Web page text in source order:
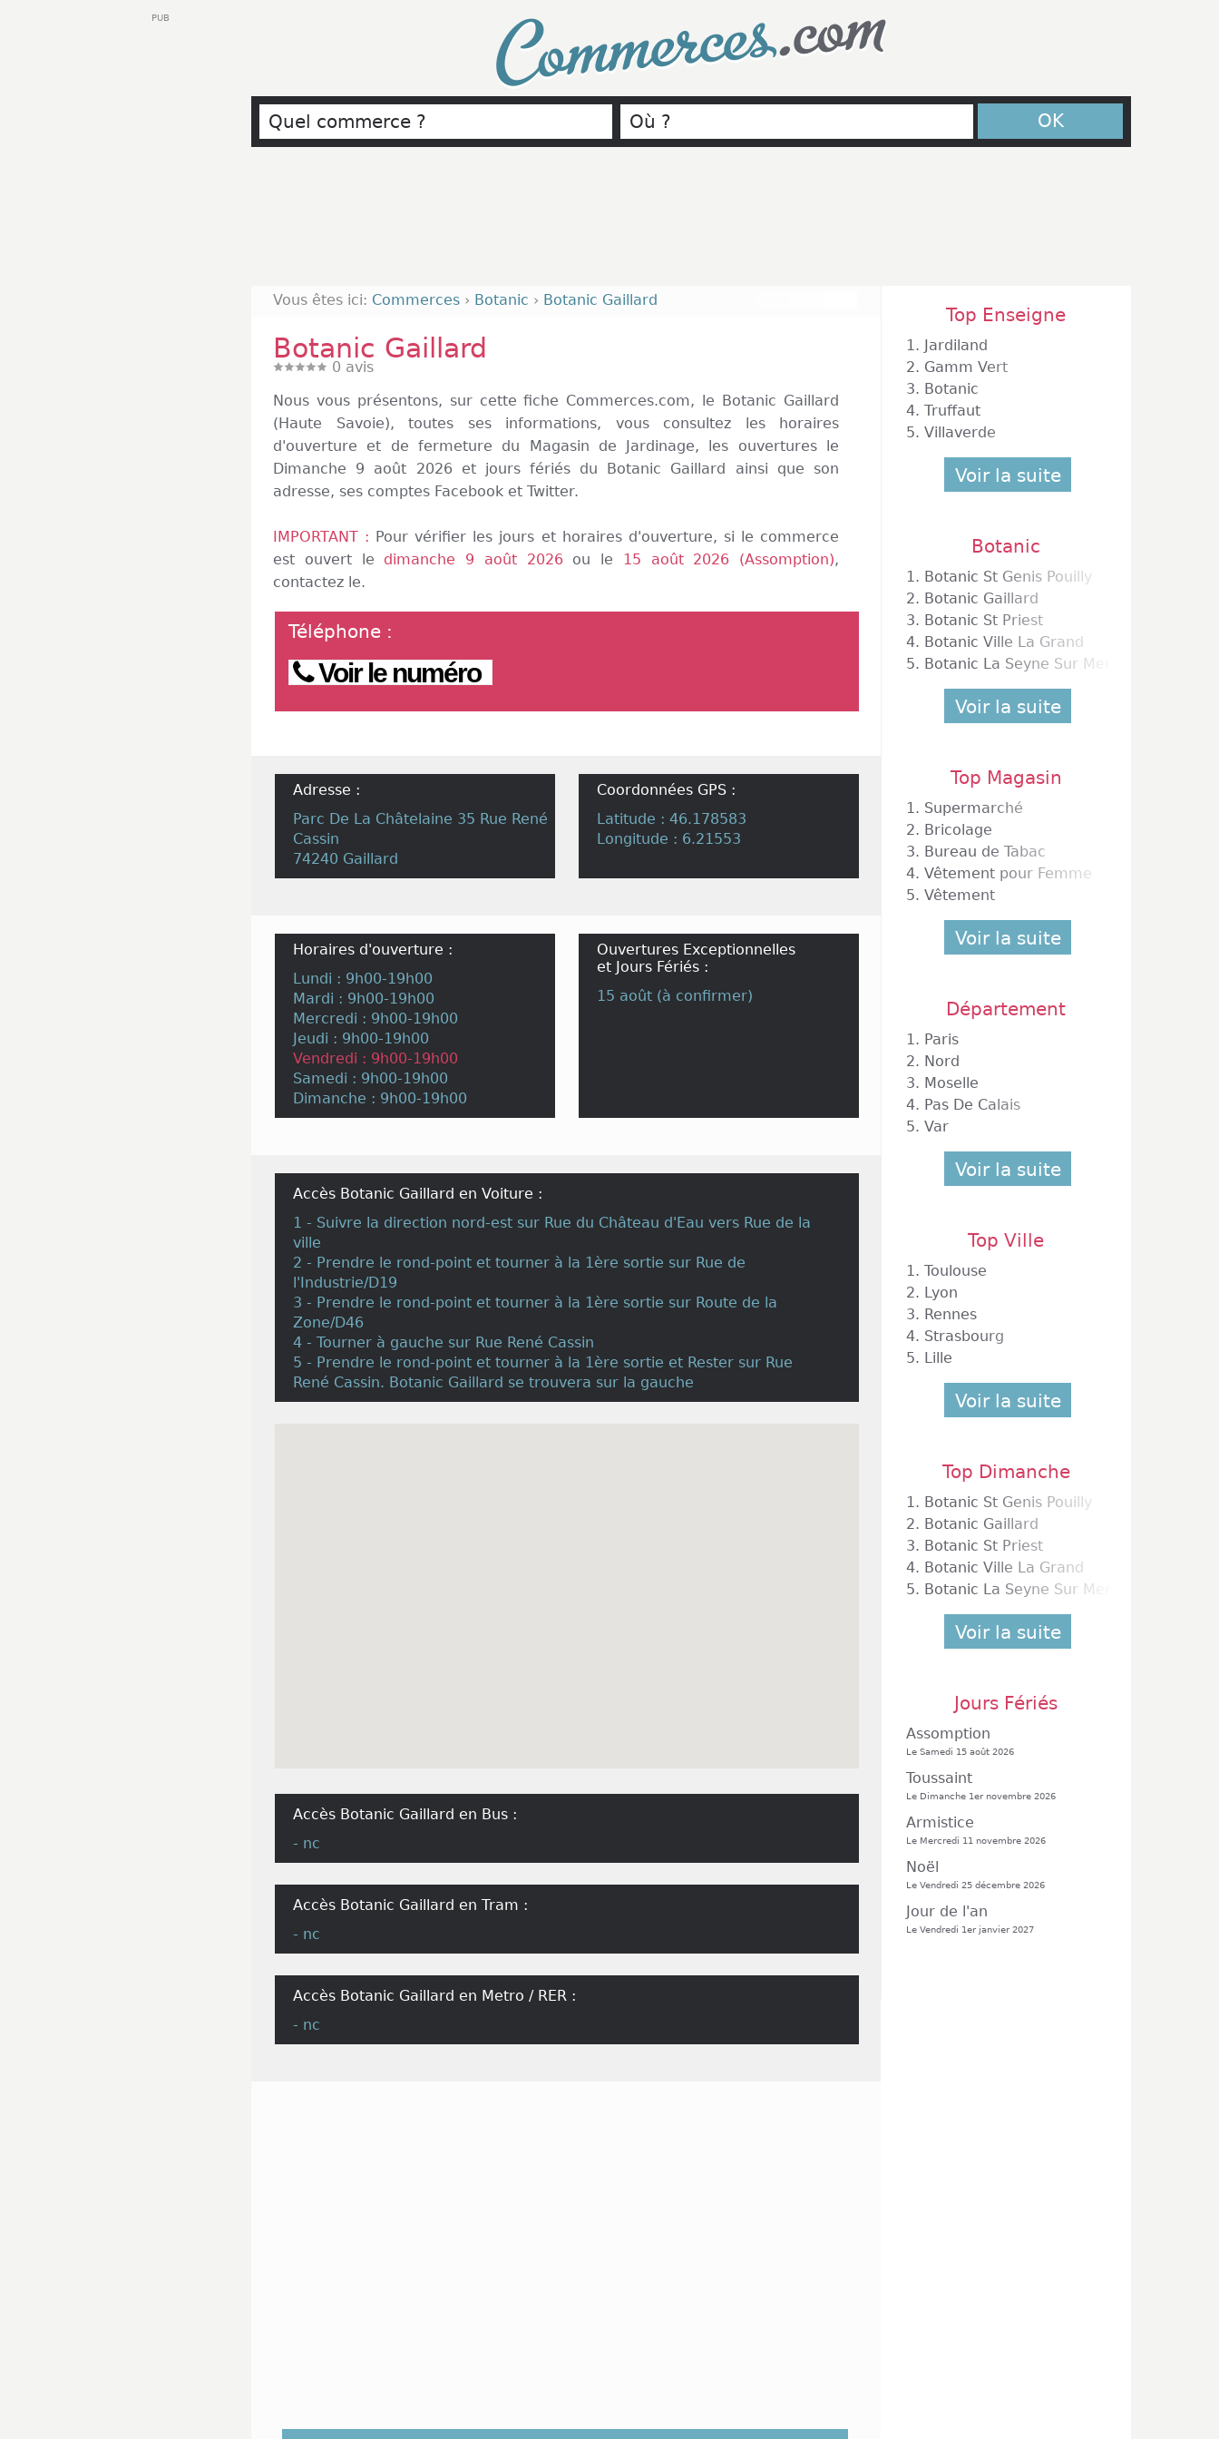
Commerces.com
OK
Vous êtes ici: Commerces › Botanic › Botanic Gaillard
Botanic Gaillard
0 avis
Nous vous présentons, sur cette fiche Commerces.com, le Botanic Gaillard
(Haute Savoie), toutes ses informations, vous consultez les horaires
d'ouverture et de fermeture du Magasin de Jardinage, les ouvertures le
Dimanche 9 août 2026 et jours fériés du Botanic Gaillard ainsi que son
adresse, ses comptes Facebook et Twitter.
IMPORTANT : Pour vérifier les jours et horaires d'ouverture, si le commerce
est ouvert le dimanche 9 août 2026ou le 15 août 2026 (Assomption),
contactez le.
Téléphone :
Voir le numéro
Adresse :
Parc De La Châtelaine 35 Rue René
Cassin
74240 Gaillard
Coordonnées GPS :
Latitude : 46.178583
Longitude : 6.21553
Horaires d'ouverture :
Lundi : 9h00-19h00
Mardi : 9h00-19h00
Mercredi : 9h00-19h00
Jeudi : 9h00-19h00
Vendredi : 9h00-19h00
Samedi : 9h00-19h00
Dimanche : 9h00-19h00
Ouvertures Exceptionnelles
et Jours Fériés :
15 août (à confirmer)
Accès Botanic Gaillard en Voiture :
1 - Suivre la direction nord-est sur Rue du Château d'Eau vers Rue de la
ville
2 - Prendre le rond-point et tourner à la 1ère sortie sur Rue de
l'Industrie/D19
3 - Prendre le rond-point et tourner à la 1ère sortie sur Route de la
Zone/D46
4 - Tourner à gauche sur Rue René Cassin
5 - Prendre le rond-point et tourner à la 1ère sortie et Rester sur Rue
René Cassin. Botanic Gaillard se trouvera sur la gauche
Accès Botanic Gaillard en Bus :
- nc
Accès Botanic Gaillard en Tram :
- nc
Accès Botanic Gaillard en Metro / RER :
- nc
Top Enseigne
1. Jardiland
2. Gamm Vert
3. Botanic
4. Truffaut
5. Villaverde
Voir la suite
Botanic
1. Botanic St Genis Pouilly
2. Botanic Gaillard
3. Botanic St Priest
4. Botanic Ville La Grand
5. Botanic La Seyne Sur Mer
Voir la suite
Top Magasin
1. Supermarché
2. Bricolage
3. Bureau de Tabac
4. Vêtement pour Femme
5. Vêtement
Voir la suite
Département
1. Paris
2. Nord
3. Moselle
4. Pas De Calais
5. Var
Voir la suite
Top Ville
1. Toulouse
2. Lyon
3. Rennes
4. Strasbourg
5. Lille
Voir la suite
Top Dimanche
1. Botanic St Genis Pouilly
2. Botanic Gaillard
3. Botanic St Priest
4. Botanic Ville La Grand
5. Botanic La Seyne Sur Mer
Voir la suite
Jours Fériés
Assomption
Le Samedi 15 août 2026
Toussaint
Le Dimanche 1er novembre 2026
Armistice
Le Mercredi 11 novembre 2026
Noël
Le Vendredi 25 décembre 2026
Jour de l'an
Le Vendredi 1er janvier 2027
PUB